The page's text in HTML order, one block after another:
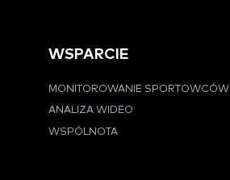
WSPARCIE
MONITOROWANIE SPORTOWCÓW
ANALIZA WIDEO
WSPÓLNOTA